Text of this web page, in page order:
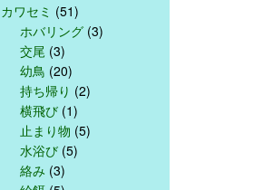
カワセミ (51)
ホバリング (3)
交尾 (3)
幼鳥 (20)
持ち帰り (2)
横飛び (1)
止まり物 (5)
水浴び (5)
絡み (3)